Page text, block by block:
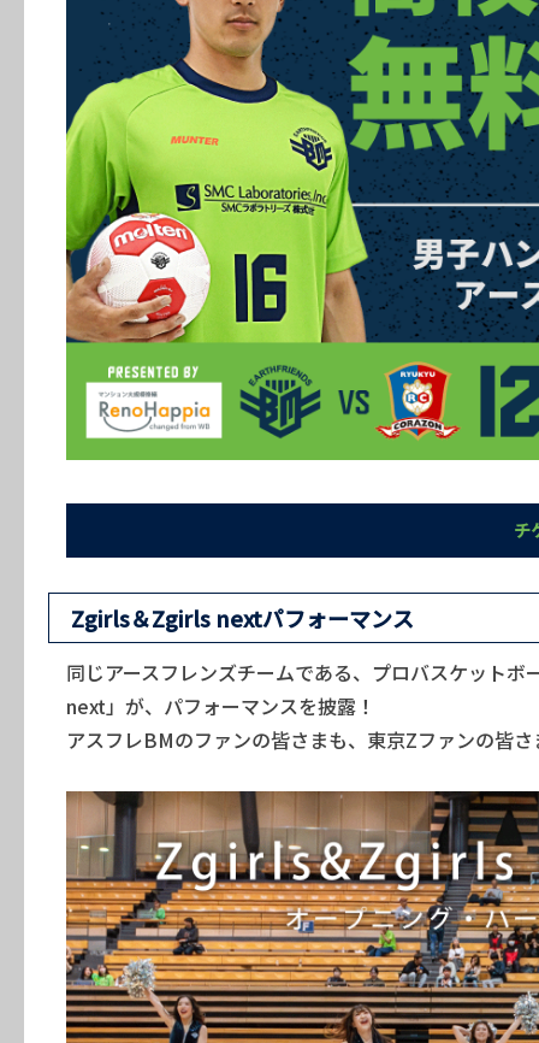
チ
Zgirls＆Zgirls nextパフォーマンス
同じアースフレンズチームである、プロバスケット
next」が、パフォーマンスを披露！
アスフレBMのファンの皆さまも、東京Zファンの皆